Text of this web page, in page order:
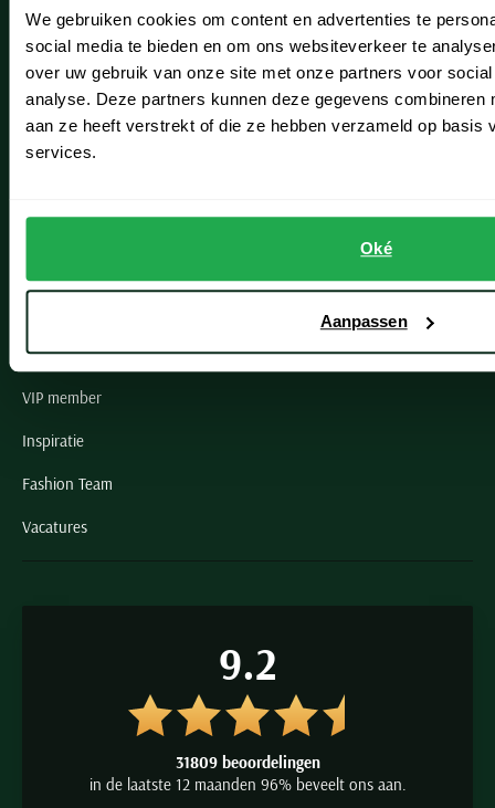
We gebruiken cookies om content en advertenties te
social media te bieden en om ons websiteverkeer te
over uw gebruik van onze site met onze partners voor
analyse. Deze partners kunnen deze gegevens combineren
aan ze heeft verstrekt of die ze hebben verzameld op basis
services.
Oké
Aanpassen
Leiderdorp
Lisse
Noordwijk
Oegstgeest
Paul & Shark specialist
VIP member
Inspiratie
Fashion Team
Vacatures
9.2
31809 beoordelingen
in de laatste 12 maanden 96% beveelt ons aan.